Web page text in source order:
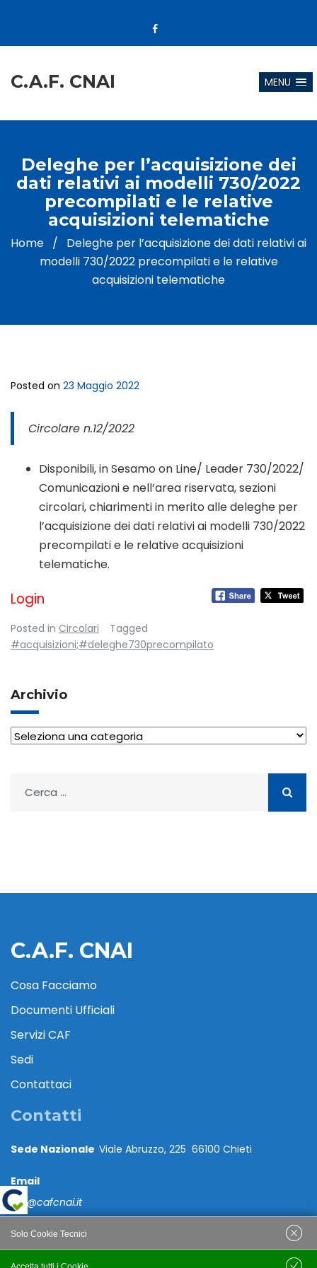
C.A.F. CNAI MENU
Deleghe per l’acquisizione dei
dati relativi ai modelli 730/2022
precompilati e le relative
acquisizioni telematiche
Home / Deleghe per l’acquisizione dei dati relativi ai
modelli 730/2022 precompilati e le relative
acquisizioni telematiche
Posted on 23 Maggio 2022
Circolare n.12/2022
Disponibili, in Sesamo on Line/ Leader 730/2022/
Comunicazioni e nell’area riservata, sezioni
circolari, chiarimenti in merito alle deleghe per
l’acquisizione dei dati relativi ai modelli 730/2022
precompilati e le relative acquisizioni
telematiche.
Login
Posted in Circolari
Tagged
#acquisizioni;#deleghe730precompilato
Archivio
Archivio
per:
C.A.F. CNAI
Cosa Facciamo
Documenti Ufficiali
Servizi CAF
Sedi
Contattaci
Contatti
Sede Nazionale Viale Abruzzo, 225 66100 Chieti
Email
caf@cafcnai.it
Posta Certificata
Solo Cookie Tecnici